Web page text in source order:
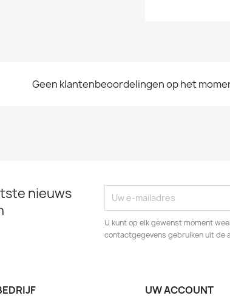
Geen klantenbeoordelingen op het
nieuws
U kunt op elk gewenst moment
contactgegevens gebruiken uit de
UW ACCOUNT